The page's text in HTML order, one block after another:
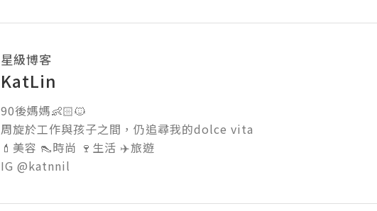
星級博客
KatLin
90後媽媽👶🏻🐱
周旋於工作與孩子之間，仍追尋我的dolce vita
💄美容 👠時尚 🍷生活 ✈️旅遊